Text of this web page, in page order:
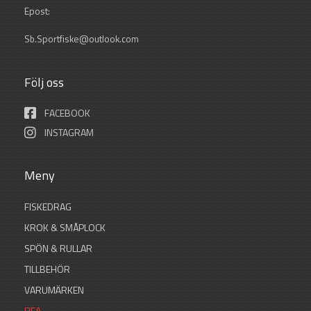
Epost:
Sb.Sportfiske@outlook.com
Följ oss
FACEBOOK
INSTAGRAM
Meny
FISKEDRAG
KROK & SMÅPLOCK
SPÖN & RULLAR
TILLBEHÖR
VARUMÄRKEN